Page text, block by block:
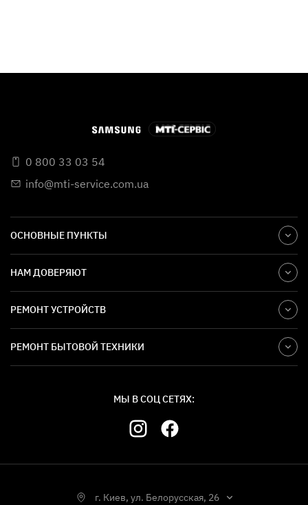
0 800 33 03 54
info@mti-service.com.ua
ОСНОВНЫЕ ПУНКТЫ
НАМ ДОВЕРЯЮТ
РЕМОНТ УСТРОЙСТВ
РЕМОНТ БЫТОВОЙ ТЕХНИКИ
МЫ В СОЦ СЕТЯХ:
г. Киев, ул. Белорусская, 26